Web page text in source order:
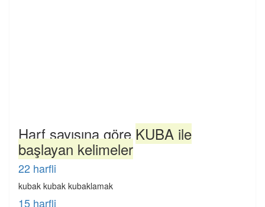
Harf sayısına göreKUBA ile
başlayan kelimeler
22 harfli
kubak kubak kubaklamak
15 harfli